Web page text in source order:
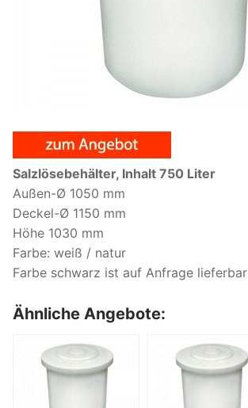
Salzlösebehälter, Inhalt 750 Liter
Außen-Ø 1050 mm
Deckel-Ø 1150 mm
Höhe 1030 mm
Farbe: weiß / natur
Farbe schwarz ist auf Anfrage lieferbar
Ähnliche Angebote: